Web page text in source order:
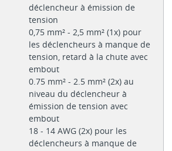
déclencheur à émission de
tension
0,75 mm² - 2,5 mm² (1x) pour
les déclencheurs à manque de
tension, retard à la chute avec
embout
0.75 mm² - 2.5 mm² (2x) au
niveau du déclencheur à
émission de tension avec
embout
18 - 14 AWG (2x) pour les
déclencheurs à manque de